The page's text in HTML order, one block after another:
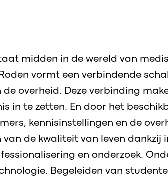
midden in de wereld van
vormt een verbindende
de overheid. Deze verbinding
in te zetten. En door het
kennisinstellingen en de
de kwaliteit van leven dankzij
en onderzoek.
Begeleiden van